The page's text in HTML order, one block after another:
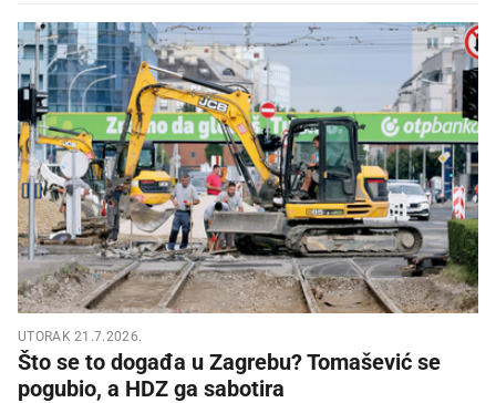
UTORAK 21.7.2026.
Što se to događa u Zagrebu? Tomašević se
pogubio, a HDZ ga sabotira